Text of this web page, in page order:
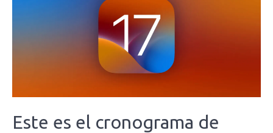
Este es el cronograma de